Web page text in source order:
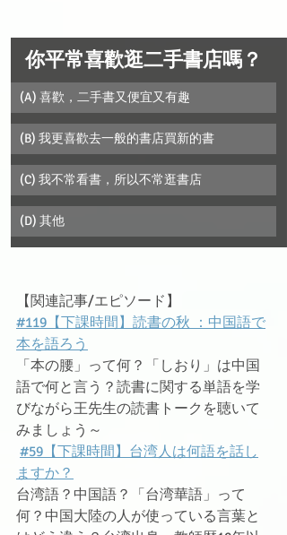
你平常喜歡逛二手書店嗎？
(A) 喜歡，二手書又便宜又有趣
(B) 我更喜歡去一般的書店買新的書
(C) 我不常看書，所以不常逛書店
(D) 其他
【関連記事/エピソード】
#119【下課時間】読書の秋 ：中国語で
本を語ろう
「本の腰」って何？「しおり」は中国
語で何と言う？読書に関する単語を学
びながら王先生の読書トークを聴いて
みましょう～
#59【下課時間】台湾人は何語を話し
ますか？
台湾語？中国語？「台湾華語」って
何？中国大陸の人が使っている言葉と